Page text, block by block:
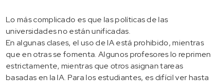
Lo más complicado es que las políticas de las
universidades no están unificadas.
En algunas clases, el uso de IA está prohibido, mientras
que en otras se fomenta. Algunos profesores lo reprimen
estrictamente, mientras que otros asignan tareas
basadas en la IA. Para los estudiantes, es difícil ver hasta